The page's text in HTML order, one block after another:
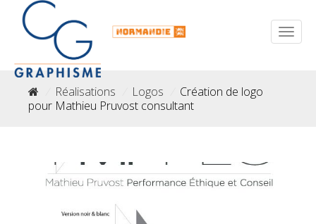
Réalisations Logos
Création de logo
pour Mathieu Pruvost consultant